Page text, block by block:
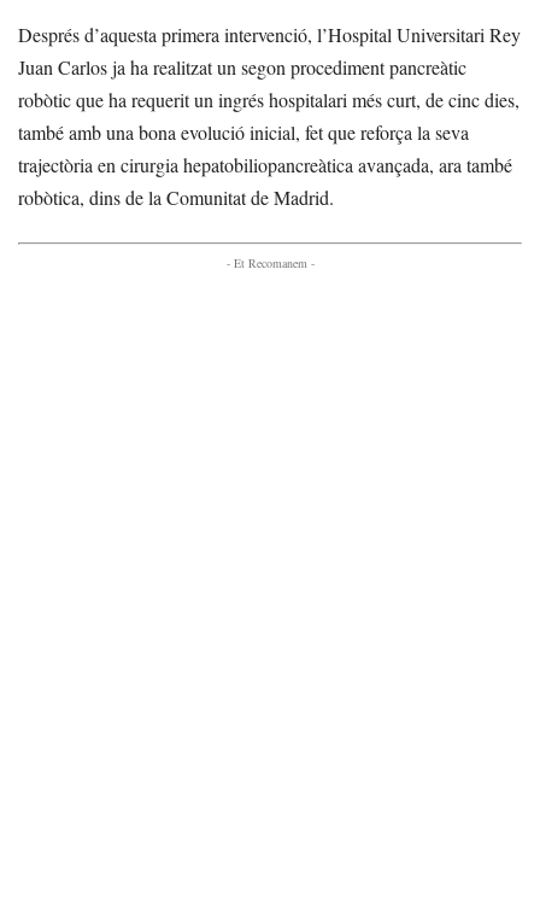
Després d’aquesta primera intervenció, l’Hospital Universitari Rey
Juan Carlos ja ha realitzat un segon procediment pancreàtic
robòtic que ha requerit un ingrés hospitalari més curt, de cinc dies,
també amb una bona evolució inicial, fet que reforça la seva
trajectòria en cirurgia hepatobiliopancreàtica avançada, ara també
robòtica, dins de la Comunitat de Madrid.
- Et Recomanem -